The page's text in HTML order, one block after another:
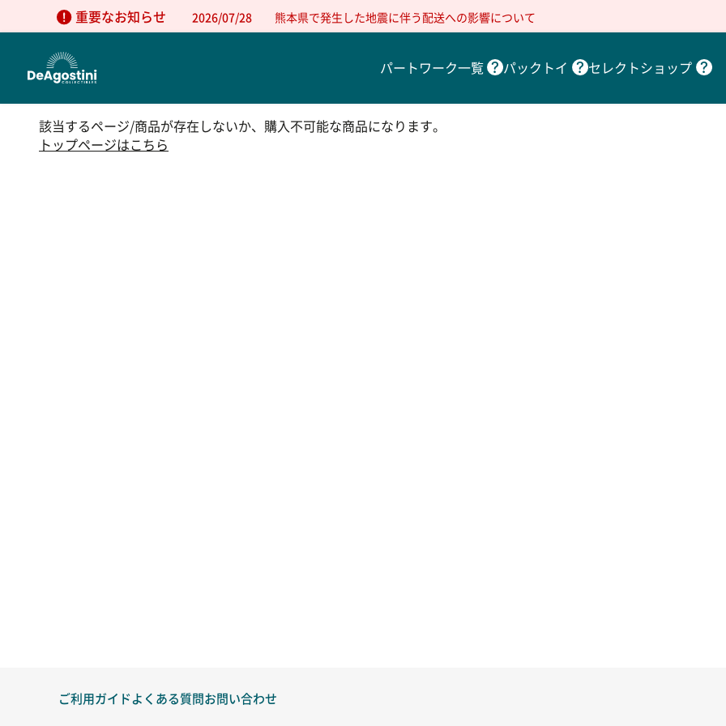
2026/07/28
重要なお知らせ 熊本県で発生した地震に伴う配送への影響について
パートワーク一覧 パックトイ セレクトショップ
該当するページ/商品が存在しないか、購入不可能な商品になります。
トップページはこちら
ご利用ガイドよくある質問お問い合わせ